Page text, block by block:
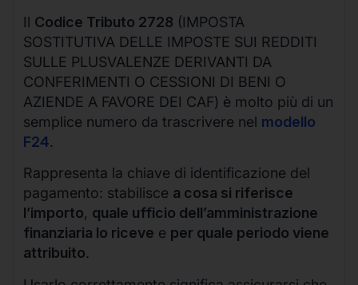
Il Codice Tributo 2728 (IMPOSTA
SOSTITUTIVA DELLE IMPOSTE SUI REDDITI
SULLE PLUSVALENZE DERIVANTI DA
CONFERIMENTI O CESSIONI DI BENI O
AZIENDE A FAVORE DEI CAF) è molto più di un
semplice numero da trascrivere nel modello
F24.
Rappresenta la chiave di identificazione del
pagamento: stabilisce a cosa si riferisce
l’importo, quale ufficio dell’amministrazione
finanziaria lo riceve e per quale periodo viene
attribuito.